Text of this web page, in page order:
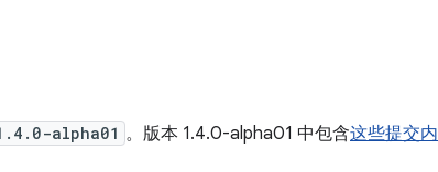
alpha01 。版本 1.4.0-alpha01 中包含这些提交内